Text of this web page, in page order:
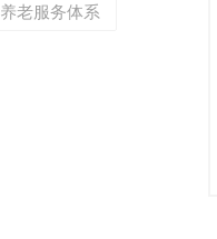
养老服务体系